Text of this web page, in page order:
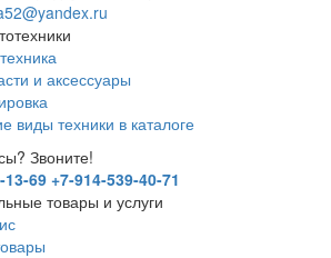
и аксессуары
виды техники в каталоге
Звоните!
13-69+7-914-539-40-71
товары и услуги